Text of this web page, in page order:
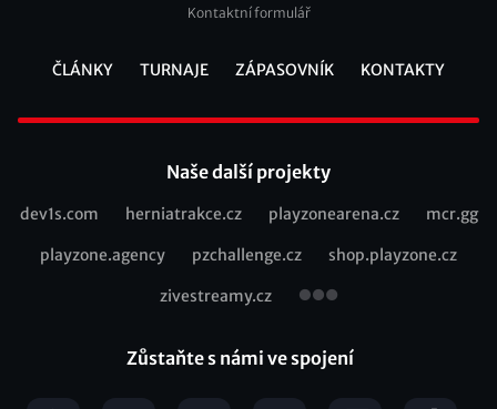
Kontaktní formulář
ČLÁNKY TURNAJE ZÁPASOVNÍK KONTAKTY
Naše další projekty
Recommended
dev1s.com herniatrakce.cz playzonearena.cz mcr.gg
playzone.agency pzchallenge.cz shop.playzone.cz
zivestreamy.cz
Zůstaňte s námi ve spojení